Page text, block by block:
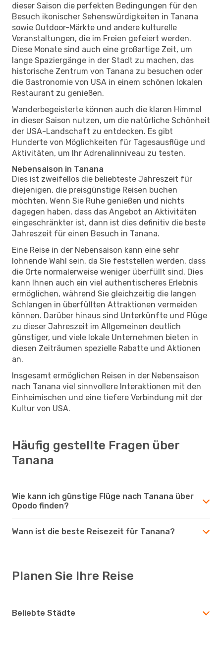
dieser Saison die perfekten Bedingungen für den
Besuch ikonischer Sehenswürdigkeiten in Tanana
sowie Outdoor-Märkte und andere kulturelle
Veranstaltungen, die im Freien gefeiert werden.
Diese Monate sind auch eine großartige Zeit, um
lange Spaziergänge in der Stadt zu machen, das
historische Zentrum von Tanana zu besuchen oder
die Gastronomie von USA in einem schönen lokalen
Restaurant zu genießen.
Wanderbegeisterte können auch die klaren Himmel
in dieser Saison nutzen, um die natürliche Schönheit
der USA-Landschaft zu entdecken. Es gibt
Hunderte von Möglichkeiten für Tagesausflüge und
Aktivitäten, um Ihr Adrenalinniveau zu testen.
Nebensaison in Tanana
Dies ist zweifellos die beliebteste Jahreszeit für
diejenigen, die preisgünstige Reisen buchen
möchten. Wenn Sie Ruhe genießen und nichts
dagegen haben, dass das Angebot an Aktivitäten
eingeschränkter ist, dann ist dies definitiv die beste
Jahreszeit für einen Besuch in Tanana.
Eine Reise in der Nebensaison kann eine sehr
lohnende Wahl sein, da Sie feststellen werden, dass
die Orte normalerweise weniger überfüllt sind. Dies
kann Ihnen auch ein viel authentischeres Erlebnis
ermöglichen, während Sie gleichzeitig die langen
Schlangen in überfüllten Attraktionen vermeiden
können. Darüber hinaus sind Unterkünfte und Flüge
zu dieser Jahreszeit im Allgemeinen deutlich
günstiger, und viele lokale Unternehmen bieten in
diesen Zeiträumen spezielle Rabatte und Aktionen
an.
Insgesamt ermöglichen Reisen in der Nebensaison
nach Tanana viel sinnvollere Interaktionen mit den
Einheimischen und eine tiefere Verbindung mit der
Kultur von USA.
Häufig gestellte Fragen über
Tanana
Wie kann ich günstige Flüge nach Tanana über
Opodo finden?
Wann ist die beste Reisezeit für Tanana?
Planen Sie Ihre Reise
Beliebte Städte